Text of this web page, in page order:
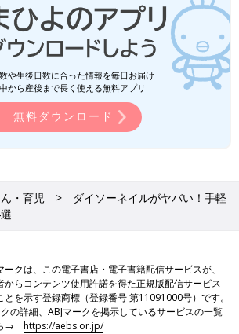
や生後日数に合った情報を毎日お届け
から産後まで長く使える無料アプリ
無料ダウンロード
・育児
ダイソーネイルがヤバい！手軽
ークは、この電子書店・電子書籍配信サービスが、
からコンテンツ使用許諾を得た正規版配信サービス
とを示す登録商標（登録番号 第11091000号）です。
の詳細、ABJマークを掲示しているサービスの一覧
ら→https://aebs.or.jp/